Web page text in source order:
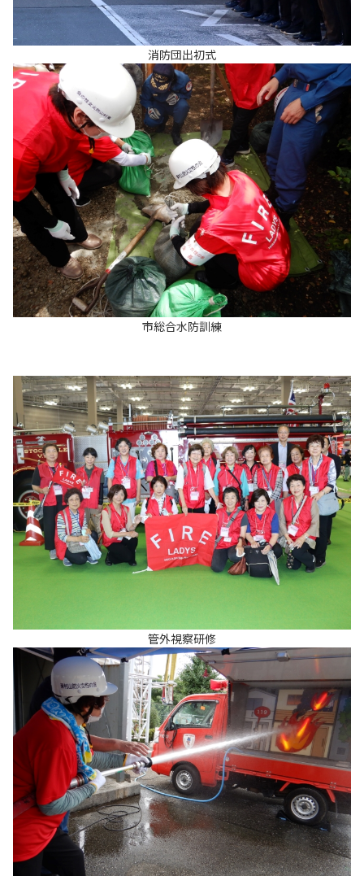
消防団出初式
市総合水防訓練
管外視察研修